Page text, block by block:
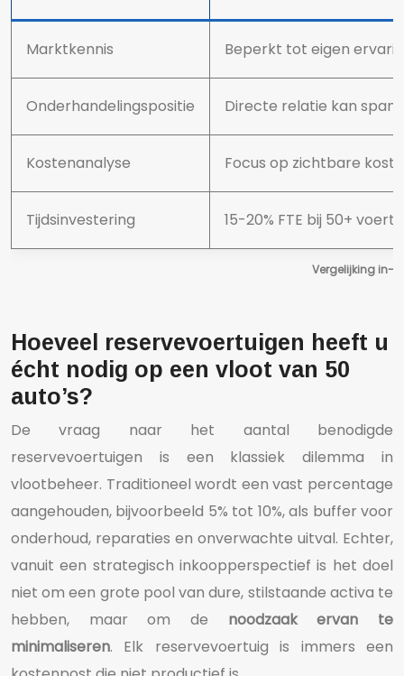
Vergelijking in-
Marktkennis Beperkt tot eigen
Onderhandelingspositie Directe relatie kan
Kostenanalyse Focus op zichtbare
Tijdsinvestering 15-20% FTE bij 50+
Hoeveel reservevoertuigen heeft u
écht nodig op een vloot van 50
auto’s?
De vraag naar het aantal benodigde
reservevoertuigen is een klassiek dilemma in
vlootbeheer. Traditioneel wordt een vast percentage
aangehouden, bijvoorbeeld 5% tot 10%, als buffer voor
onderhoud, reparaties en onverwachte uitval. Echter,
vanuit een strategisch inkoopperspectief is het doel
niet om een grote pool van dure, stilstaande activa te
hebben, maar om de noodzaak ervan te
minimaliseren. Elk reservevoertuig is immers een